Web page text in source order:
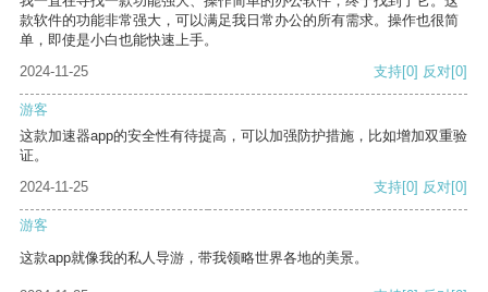
款软件的功能非常强大，可以满足我日常办公的所有需求。操作也很简
单，即使是小白也能快速上手。
2024-11-25
支持[0] 反对[0]
游客
这款加速器app的安全性有待提高，可以加强防护措施，比如增加双重验
证。
2024-11-25
支持[0] 反对[0]
游客
这款app就像我的私人导游，带我领略世界各地的美景。